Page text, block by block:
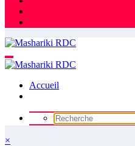
Accueil
×